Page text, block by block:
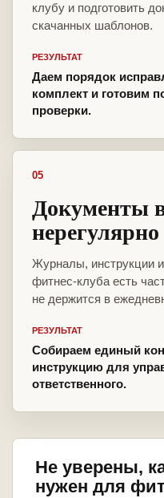
клубу и подготовить
скачанных шаблонов.
РЕЗУЛЬТАТ
Даем порядок
комплект и готовим
проверки.
05
Документы
нерегулярно
Журналы, инструкции
фитнес-клуба есть
не держится в
РЕЗУЛЬТАТ
Собираем единый
инструкцию для
ответственного.
Не уверены,
нужен для